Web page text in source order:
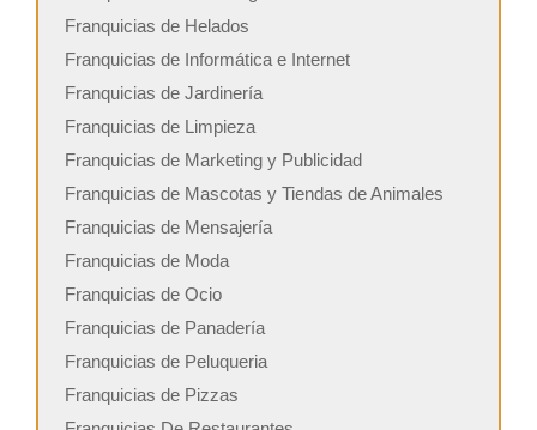
Franquicias de Helados
Franquicias de Informática e Internet
Franquicias de Jardinería
Franquicias de Limpieza
Franquicias de Marketing y Publicidad
Franquicias de Mascotas y Tiendas de Animales
Franquicias de Mensajería
Franquicias de Moda
Franquicias de Ocio
Franquicias de Panadería
Franquicias de Peluqueria
Franquicias de Pizzas